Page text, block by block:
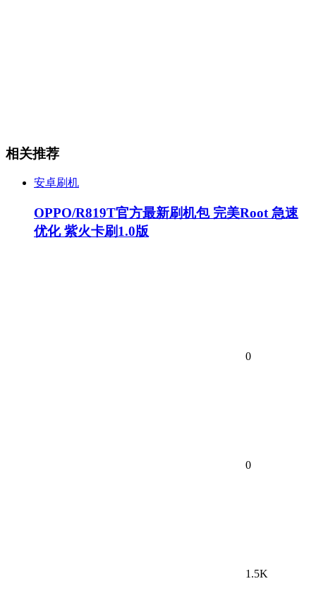
相关推荐
安卓刷机
OPPO/R819T官方最新刷机包 完美Root 急速
优化 紫火卡刷1.0版
0
0
1.5K